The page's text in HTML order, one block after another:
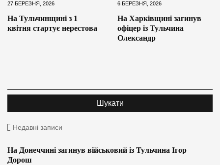
27 БЕРЕЗНЯ, 2026
На Тульчинщині з 1
квітня стартує нерестова
6 БЕРЕЗНЯ, 2026
На Харківщині загинув
офіцер із Тульчина
Олександр
Недавні записи
На Донеччині загинув військовий із Тульчина Ігор
Дорош